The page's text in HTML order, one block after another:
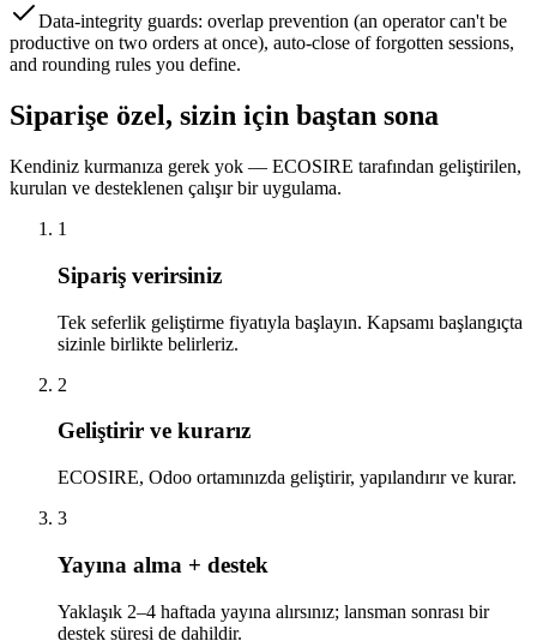
Data-integrity guards: overlap prevention (an operator can't be
productive on two orders at once), auto-close of forgotten sessions,
and rounding rules you define.
Siparişe özel, sizin için baştan sona
Kendiniz kurmanıza gerek yok — ECOSIRE tarafından geliştirilen,
kurulan ve desteklenen çalışır bir uygulama.
1
Sipariş verirsiniz
Tek seferlik geliştirme fiyatıyla başlayın. Kapsamı başlangıçta
sizinle birlikte belirleriz.
2
Geliştirir ve kurarız
ECOSIRE, Odoo ortamınızda geliştirir, yapılandırır ve kurar.
3
Yayına alma + destek
Yaklaşık 2–4 haftada yayına alırsınız; lansman sonrası bir
destek süresi de dahildir.